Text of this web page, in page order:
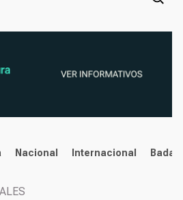
Nacional Internacional